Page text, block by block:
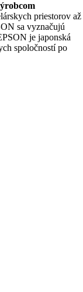
priestorov až
sa vyznačujú
je japonská
spoločností po